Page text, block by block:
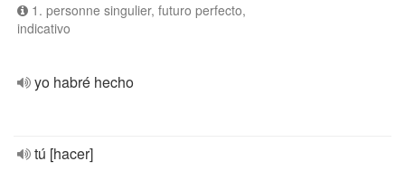
1. personne singulier, futuro perfecto,
indicativo
yo habré hecho
tú [hacer]